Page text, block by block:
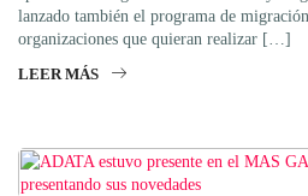
lanzado también el programa de
organizaciones que quieran realizar […]
LEER MÁS